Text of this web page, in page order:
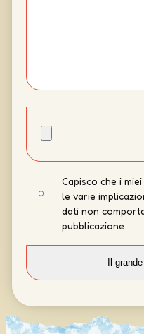
Capisco che i
le varie
dati non
pubblicazione